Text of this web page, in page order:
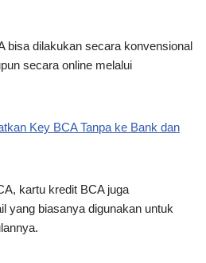
bisa dilakukan secara konvensional
secara online melalui
Key BCA Tanpa ke Bank dan
kartu kredit BCA juga
yang biasanya digunakan untuk